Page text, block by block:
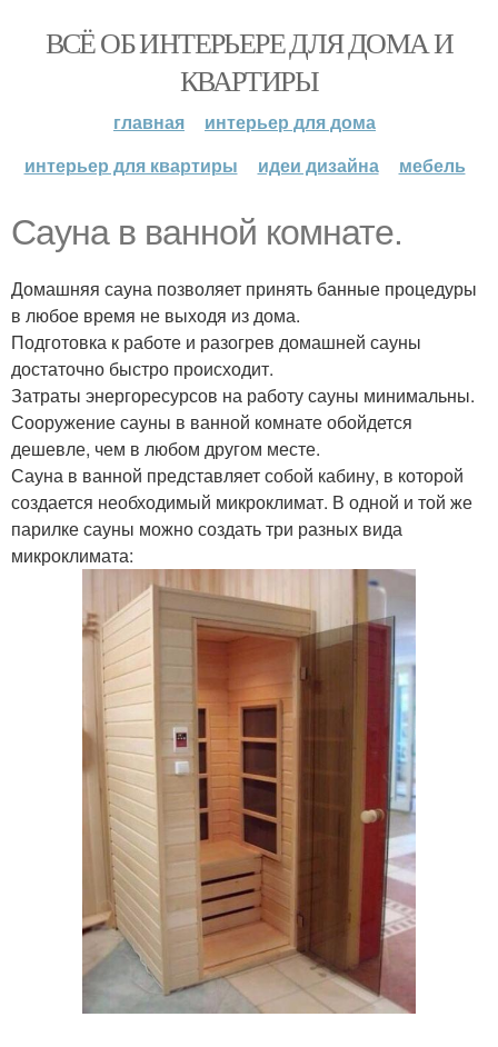
ВСЁ ОБ ИНТЕРЬЕРЕ ДЛЯ ДОМА И
КВАРТИРЫ
главная
интерьер для дома
интерьер для квартиры
идеи дизайна мебель
Сауна в ванной комнате.
Домашняя сауна позволяет принять банные процедуры
в любое время не выходя из дома.
Подготовка к работе и разогрев домашней сауны
достаточно быстро происходит.
Затраты энергоресурсов на работу сауны минимальны.
Сооружение сауны в ванной комнате обойдется
дешевле, чем в любом другом месте.
Сауна в ванной представляет собой кабину, в которой
создается необходимый микроклимат. В одной и той же
парилке сауны можно создать три разных вида
микроклимата: